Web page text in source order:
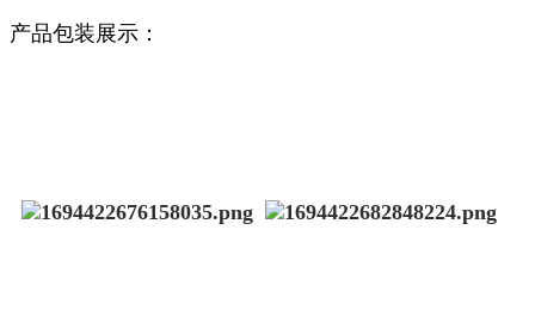
产品包装展示：